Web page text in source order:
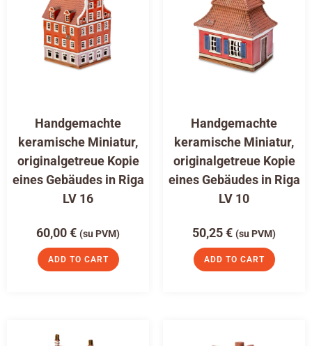
Handgemachte
keramische Miniatur,
originalgetreue Kopie
eines Gebäudes in Riga
LV 16
60,00€ (su PVM)
ADD TO CART
Handgemachte
keramische Miniatur,
originalgetreue Kopie
eines Gebäudes in Riga
LV 10
50,25€ (su PVM)
ADD TO CART